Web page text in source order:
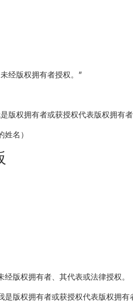
经版权拥有者授权。”
版权拥有者或获授权代表版权拥有
名）
版权拥有者、其代表或法律授权。
版权拥有者或获授权代表版权拥有